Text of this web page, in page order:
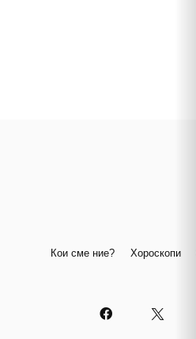
Кои сме ние? Хороскопи